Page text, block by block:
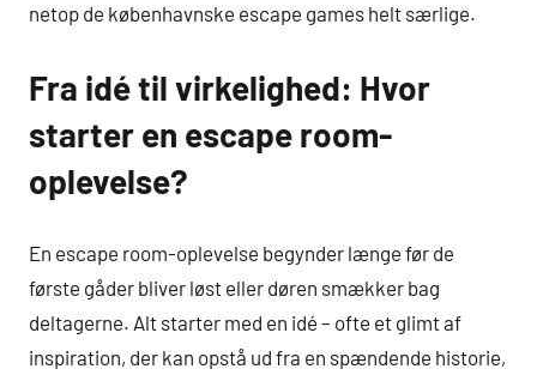
netop de københavnske escape games helt særlige.
Fra idé til virkelighed: Hvor
starter en escape room-
oplevelse?
En escape room-oplevelse begynder længe før de
første gåder bliver løst eller døren smækker bag
deltagerne. Alt starter med en idé – ofte et glimt af
inspiration, der kan opstå ud fra en spændende historie,